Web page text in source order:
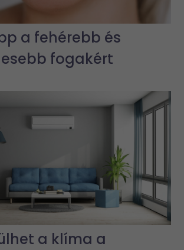
a fehérebb és
fogakért
a klíma a